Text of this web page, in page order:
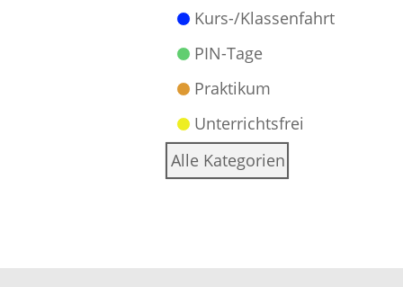
Kurs-/Klassenfahrt
PIN-Tage
Praktikum
Unterrichtsfrei
Alle Kategorien